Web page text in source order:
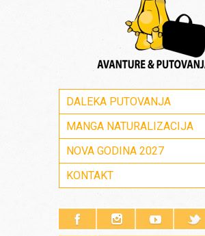
DALEKA PUTOVANJA
MANGA NATURALIZACIJA
NOVA GODINA 2027
KONTAKT